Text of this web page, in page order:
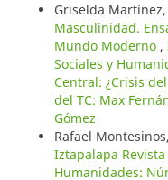
Griselda Martínez,
Masculinidad.
Mundo Moderno ,
Sociales y
Central: ¿Crisis
del TC: Max
Gómez
Rafael Montesinos,
Iztapalapa
Humanidades: